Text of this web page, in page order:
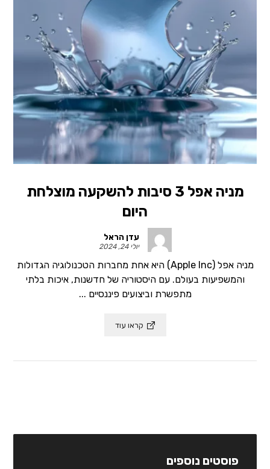
מניה אפל 3 סיבות להשקעה מוצלחת
היום
עדן הראל
יולי 24, 2024
מניה אפל (Apple Inc) היא אחת מחברות הטכנולוגיה הגדולות
והמשפיעות בעולם. עם היסטוריה של חדשנות, איכות בלתי
מתפשרת וביצועים פיננסיים ...
קראו עוד
פוסטים נוספים